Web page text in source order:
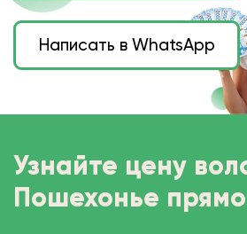
Написать в WhatsApp
Узнайте цену
Пошехонье